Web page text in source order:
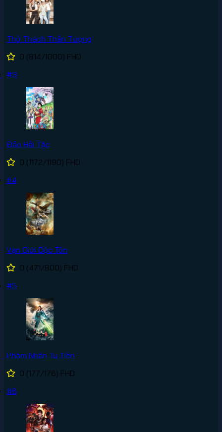
Thử Thách Thần Tượng
0 (814/1000) FHD
#3
Đảo Hải Tặc
0 (1172/1190) FHD
#4
Vạn Giới Độc Tôn
0 (471/800) FHD
#5
Phàm Nhân Tu Tiên
0 (177/176) FHD
#6